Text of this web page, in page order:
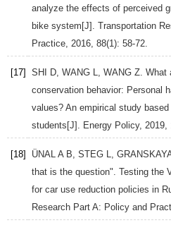
analyze the effects of perceived
bike system[J]. Transportation
Practice, 2016, 88(1): 58-72.
[17] SHI D, WANG L, WANG Z. What
conservation behavior: Personal
values? An empirical study
students[J]. Energy Policy, 2019,
[18] ÜNAL A B, STEG L,
that is the question". Testing the
for car use reduction policies in
Research Part A: Policy and